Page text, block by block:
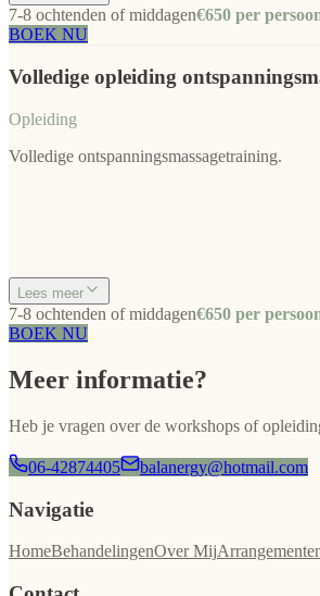
7-8 ochtenden of middagen€650 per
BOEK NU
Volledige opleiding
Opleiding
Volledige ontspanningsmassagetraining.
Lees meer
7-8 ochtenden of middagen€650 per
BOEK NU
Meer informatie?
Heb je vragen over de workshops of
06-42874405 balanergy@hotmail.com
Navigatie
HomeBehandelingenOver Mij